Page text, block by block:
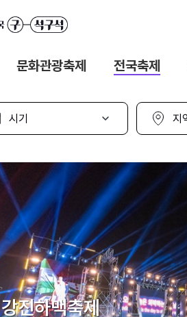
문화관광축제 전국축제
지
선
강진하맥축제